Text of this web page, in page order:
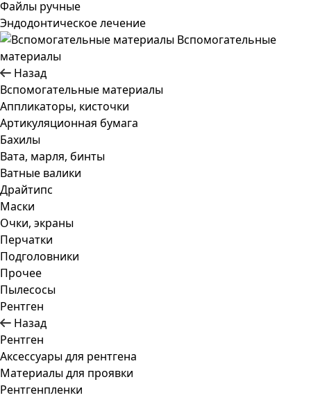
Файлы ручные
Эндодонтическое лечение
Вспомогательные
материалы
Назад
Вспомогательные материалы
Аппликаторы, кисточки
Артикуляционная бумага
Бахилы
Вата, марля, бинты
Ватные валики
Драйтипс
Маски
Очки, экраны
Перчатки
Подголовники
Прочее
Пылесосы
Рентген
Назад
Рентген
Аксессуары для рентгена
Материалы для проявки
Рентгенпленки